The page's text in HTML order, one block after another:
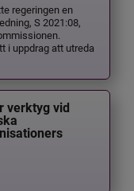
regeringen en
S 2021:08,
i uppdrag att utreda
verktyg vid